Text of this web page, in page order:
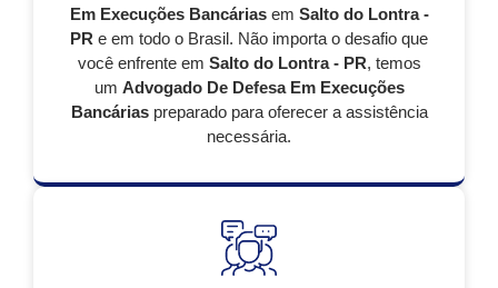
Em Execuções Bancáriasem Salto do Lontra -
PR e em todo o Brasil. Não importa o desafio que
você enfrente em Salto do Lontra - PR, temos
um Advogado De Defesa Em Execuções
Bancáriaspreparado para oferecer a assistência
necessária.